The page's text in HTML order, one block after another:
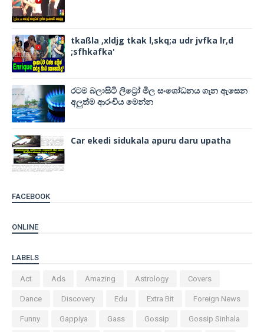
tkaßla ,xldjg tkak l,skq;a udr jvfka lr,d
;sfhkafka'
රටම බලාසිටි ලිට්‍රෝ මිල සංශෝධනය ගැන ඇසෙන
අලුත්ම ආරංචිය මෙන්න
Car ekedi sidukala apuru daru upatha
FACEBOOK
ONLINE
LABELS
Act Ads Amazing Astrology Covers
Dance Discovery Edu Extra Bit Foreign News
Funny Gappiya Gass Gossip Gossip Sinhala